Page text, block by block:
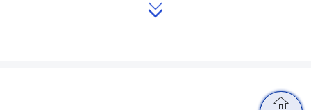
会议听取了毛伟明作的有关人事议
